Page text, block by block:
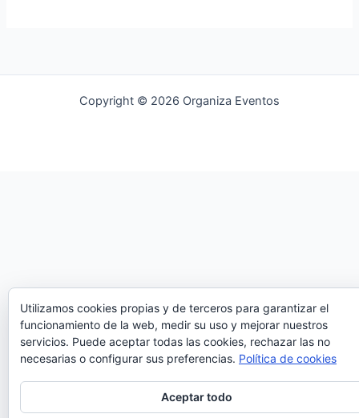
Copyright © 2026 Organiza Eventos
Utilizamos cookies propias y de terceros para garantizar el
funcionamiento de la web, medir su uso y mejorar nuestros
servicios. Puede aceptar todas las cookies, rechazar las no
necesarias o configurar sus preferencias. Política de cookies
Aceptar todo